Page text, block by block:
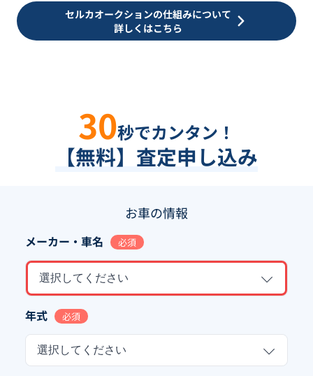
セルカオークションの仕組みについて
詳しくはこちら
30秒でカンタン！
【無料】査定申し込み
お車の情報
メーカー・車名 必須
選択してください
年式 必須
選択してください